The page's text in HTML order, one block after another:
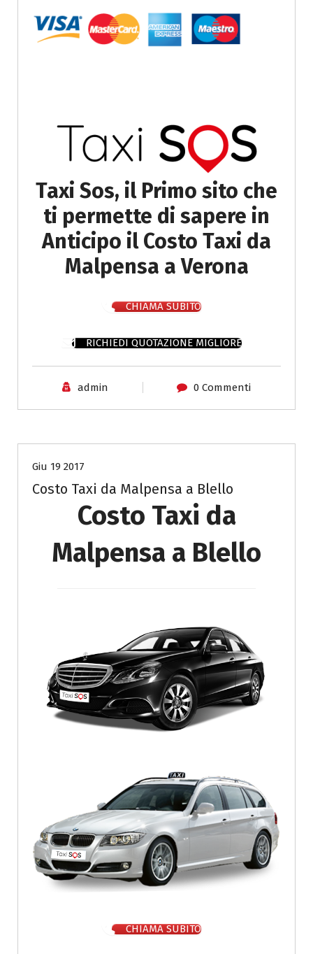
Taxi Sos, il Primo sito che
ti permette di sapere in
Anticipo il Costo Taxi da
Malpensa a Verona
CHIAMA SUBITO
RICHIEDI QUOTAZIONE MIGLIORE
admin 0 Commenti
Giu 19 2017
Costo Taxi da Malpensa a Blello
Costo Taxi da
Malpensa a Blello
CHIAMA SUBITO